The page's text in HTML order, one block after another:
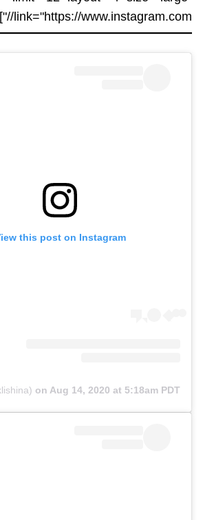
link="https://www.instagram.com//"]
this post on Instagram
on Aug 14, 2020 at 5:18am PDT